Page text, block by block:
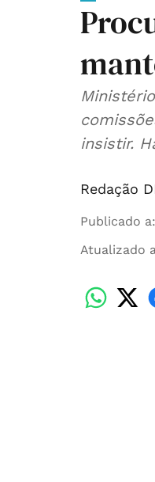
insistir.
Redação
Publicado a:
Atualizado